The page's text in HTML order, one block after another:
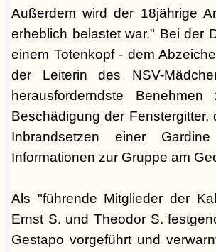
Außerdem wird der 18jährige
erheblich belastet war." Bei der
einem Totenkopf - dem
der Leiterin des NSV-
herausforderndste
Beschädigung der
Inbrandsetzen einer
Informationen zur Gruppe am
Als "führende Mitglieder der
Ernst S. und Theodor S.
Gestapo vorgeführt und